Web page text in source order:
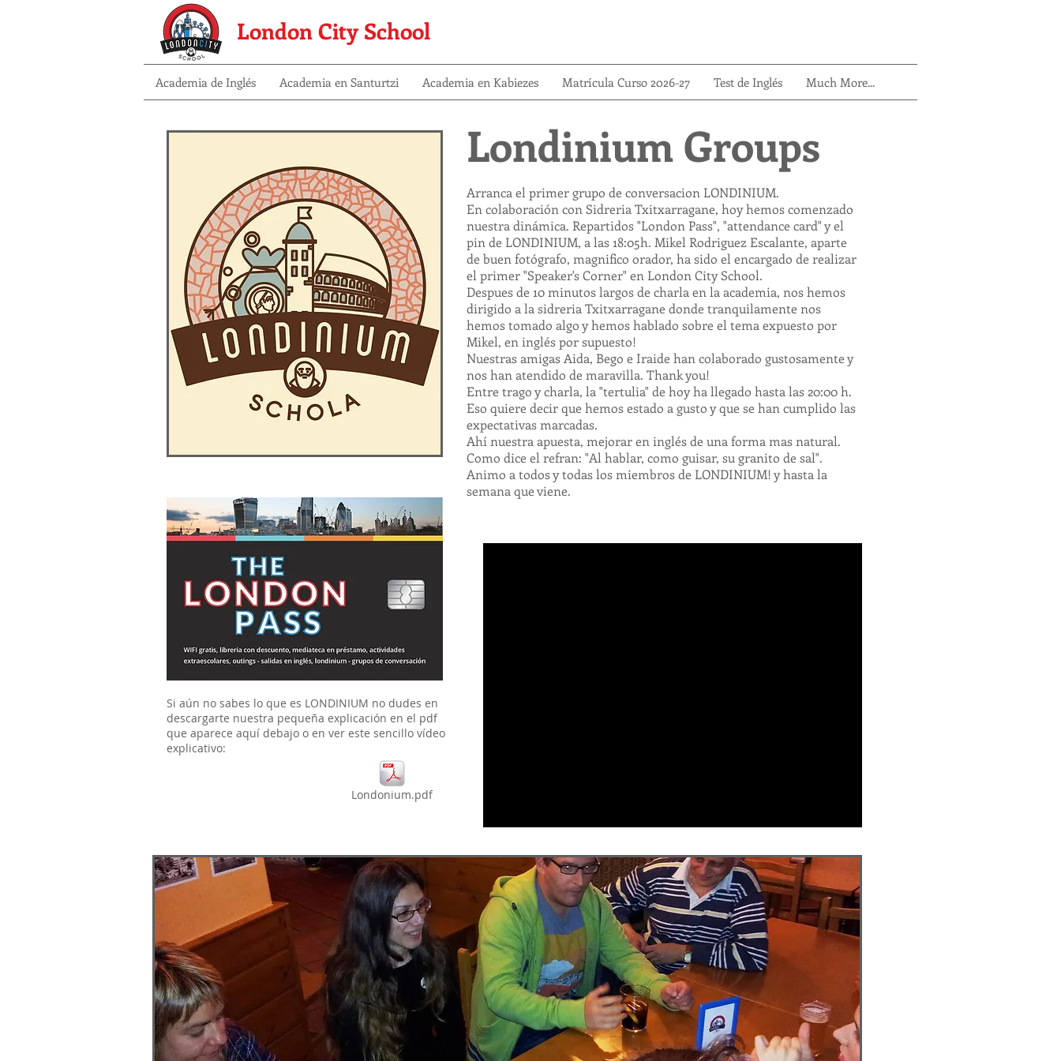
London City School
Academia de Inglés Academia en Santurtzi Academia en Kabiezes Matrícula Curso 2026-27 Test de Inglés Much More...
Si aún no sabes lo que es LONDINIUM no dudes en
descargarte nuestra pequeña explicación en el pdf
que aparece aquí debajo o en ver este sencillo vídeo
explicativo:
Londonium.pdf
Londinium Groups
Arranca el primer grupo de conversacion LONDINIUM.
En colaboración con Sidreria Txitxarragane, hoy hemos comenzado
nuestra dinámica. Repartidos "London Pass", "attendance card" y el
pin de LONDINIUM, a las 18:05h. Mikel Rodriguez Escalante, aparte
de buen fotógrafo, magnifico orador, ha sido el encargado de realizar
el primer "Speaker's Corner" en London City School.
Despues de 10 minutos largos de charla en la academia, nos hemos
dirigido a la sidreria Txitxarragane donde tranquilamente nos
hemos tomado algo y hemos hablado sobre el tema expuesto por
Mikel, en inglés por supuesto!
Nuestras amigas Aida, Bego e Iraide han colaborado gustosamente y
nos han atendido de maravilla. Thank you!
Entre trago y charla, la "tertulia" de hoy ha llegado hasta las 20:00 h.
Eso quiere decir que hemos estado a gusto y que se han cumplido las
expectativas marcadas.
Ahí nuestra apuesta, mejorar en inglés de una forma mas natural.
Como dice el refran: "Al hablar, como guisar, su granito de sal".
Animo a todos y todas los miembros de LONDINIUM! y hasta la
semana que viene.